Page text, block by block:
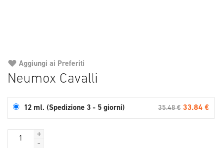
Neumox Cavalli
12 ml. (Spedizione 3 - 5 giorni) 35.48 € 33.84 €
+
-
Aggiungi ai Preferiti
all'inizio